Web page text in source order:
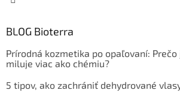
BLOG Bioterra
Prírodná kozmetika po opaľovaní: Prečo
miluje viac ako chémiu?
5 tipov, ako zachrániť dehydrované